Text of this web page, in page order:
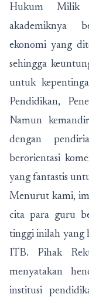
Hukum Milik
akademiknya
ekonomi yang
sehingga
untuk
Pendidikan,
Namun
dengan
berorientasi
yang fantastis
Menurut kami,
cita para guru
tinggi inilah yang
ITB. Pihak
menyatakan
institusi